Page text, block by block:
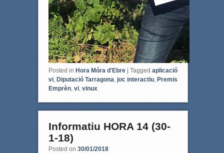
Posted in Hora Móra d'Ebre Tagged aplicació
vi, Diputació Tarragona, joc interactiu, Premis
Emprèn, vi, vinux
Informatiu HORA 14 (30-
1-18)
Posted on 30/01/2018